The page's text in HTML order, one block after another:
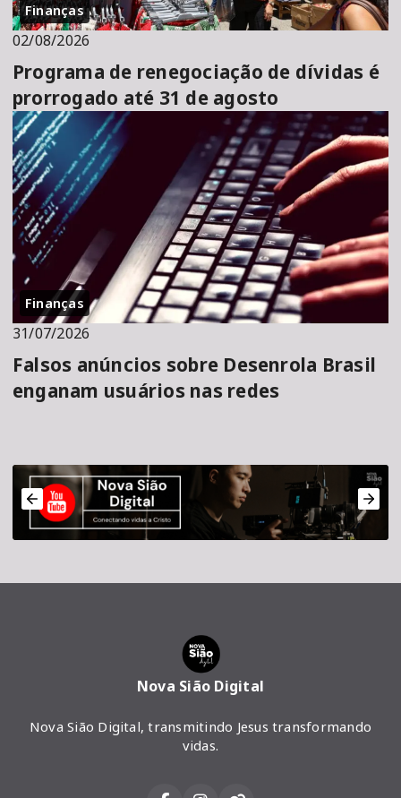
Finanças
02/08/2026
Programa de renegociação de dívidas é
prorrogado até 31 de agosto
Finanças
31/07/2026
Falsos anúncios sobre Desenrola Brasil
enganam usuários nas redes
Nova Sião Digital
Nova Sião Digital, transmitindo Jesus transformando
vidas.